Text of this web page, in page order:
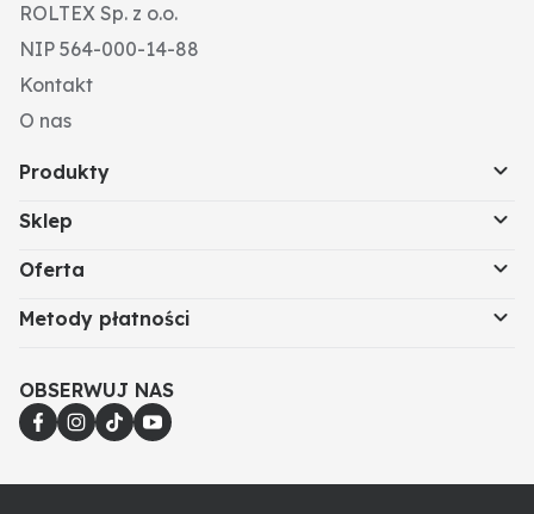
ROLTEX Sp. z o.o.
NIP 564-000-14-88
Kontakt
O nas
Produkty
Sklep
Oferta
Metody płatności
OBSERWUJ NAS